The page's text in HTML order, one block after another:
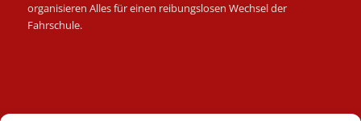
organisieren Alles für einen reibungslosen Wechsel der
Fahrschule.